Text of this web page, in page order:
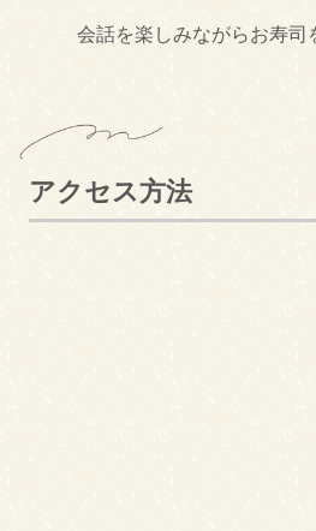
会話を楽しみながらお寿司
アクセス方法